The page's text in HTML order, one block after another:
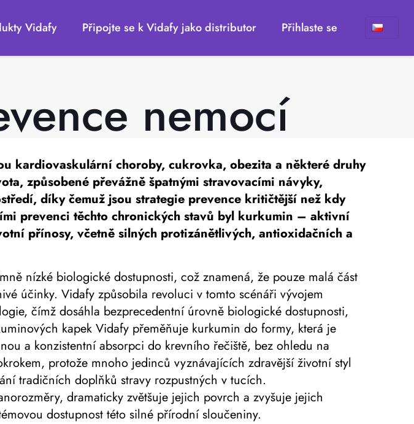
Vidafy Připojte se k Vidafy jako distributor Přihlaste se
nemocí
kardiovaskulární choroby, cukrovka, obezita a některé druhy
způsobené převážně špatnými stravovacími návyky,
díky čemuž jsou strategie prevence kritičtější než kdy
prevenci těchto chronických stavů byl kurkumin – aktivní
přínosy, včetně silných protizánětlivých, antioxidačních a
nízké biologické dostupnosti, což znamená, že pouze malá část
účinky. Vidafy způsobila revoluci v tomto scénáři vývojem
čímž dosáhla bezprecedentní úrovně biologické dostupnosti,
kapek Vidafy přeměňuje kurkumin do formy, která je
a konzistentní absorpci do krevního řečiště, bez ohledu na
protože mnoho jedinců vyznávajících zdravější životní styl
tradičních doplňků stravy rozpustných v tucích.
dramaticky zvětšuje jejich povrch a zvyšuje jejich
dostupnost této silné přírodní sloučeniny.